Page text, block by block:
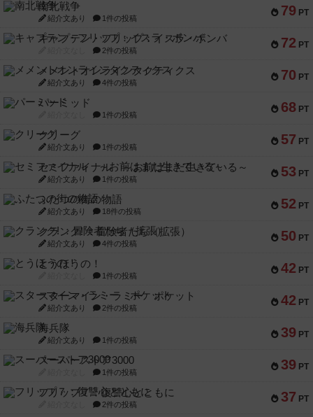
79 PT
南北戦争
紹介文あり 1件の投稿
72 PT
キャプテン・フリップ：イスラ・ボンバ
2件の投稿
70 PT
メメントオンラインタクティクス
紹介文あり 4件の投稿
68 PT
パーミッド
1件の投稿
57 PT
クリーグ
紹介文あり 1件の投稿
53 PT
セミファイナル ～お前はまだ生きている～
紹介文あり 1件の投稿
52 PT
ふたつの街の物語
紹介文あり 18件の投稿
50 PT
クランク! ：冒険者たち（拡張）
紹介文あり 4件の投稿
42 PT
とうほうの！
1件の投稿
42 PT
スターマイン・ラミー ポケット
紹介文あり 2件の投稿
39 PT
海兵隊
紹介文あり 1件の投稿
39 PT
スーパーストア3000
1件の投稿
37 PT
フリップ７：復讐心とともに
2件の投稿